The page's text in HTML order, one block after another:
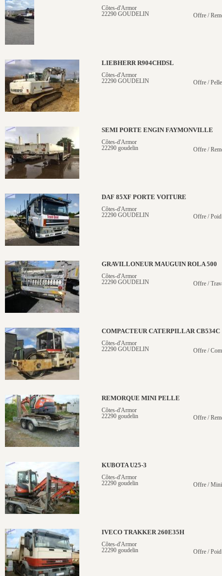
Côtes-d'Armor
22290 GOUDELIN
Offre /
LIEBHERR R904CHDSL
Côtes-d'Armor
22290 GOUDELIN
Offre /
SEMI PORTE ENGIN FAYMONVILLE
Côtes-d'Armor
22290 goudelin
Offre /
DAF 85XF PORTE VOITURE
Côtes-d'Armor
22290 GOUDELIN
Offre /
GRAVILLONEUR MAUGUIN ROLA 500
Côtes-d'Armor
22290 GOUDELIN
Offre /
COMPACTEUR CATERPILLAR CB534C
Côtes-d'Armor
22290 GOUDELIN
Offre /
REMORQUE MINI PELLE
Côtes-d'Armor
22290 goudelin
Offre /
KUBOTA U25-3
Côtes-d'Armor
22290 goudelin
Offre /
IVECO TRAKKER 260E35H
Côtes-d'Armor
22290 goudelin
Offre /